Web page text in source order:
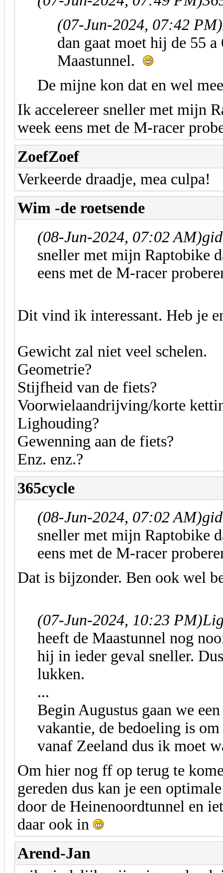
(07-Jun-2024, 07:42 PM)
dan gaat moet hij de 55
Maastunnel.
De mijne kon dat en wel
Ik accelereer sneller met mijn
week eens met de M-racer
ZoefZoef
Verkeerde draadje, mea culpa!
Wim -de roetsende
(08-Jun-2024, 07:02 AM)
sneller met mijn Raptobike
eens met de M-racer
Dit vind ik interessant. Heb je
Gewicht zal niet veel schelen.
Geometrie?
Stijfheid van de fiets?
Voorwielaandrijving/korte
Lighouding?
Gewenning aan de fiets?
Enz. enz.?
365cycle
(08-Jun-2024, 07:02 AM)
sneller met mijn Raptobike
eens met de M-racer
Dat is bijzonder. Ben ook wel
(07-Jun-2024, 10:23 PM)
heeft de Maastunnel nog
hij in ieder geval sneller.
lukken.
...
Begin Augustus gaan we
vakantie, de bedoeling is
vanaf Zeeland dus ik moet
Om hier nog ff op terug te
gereden dus kan je een
door de Heinenoordtunnel en
daar ook in
Arend-Jan